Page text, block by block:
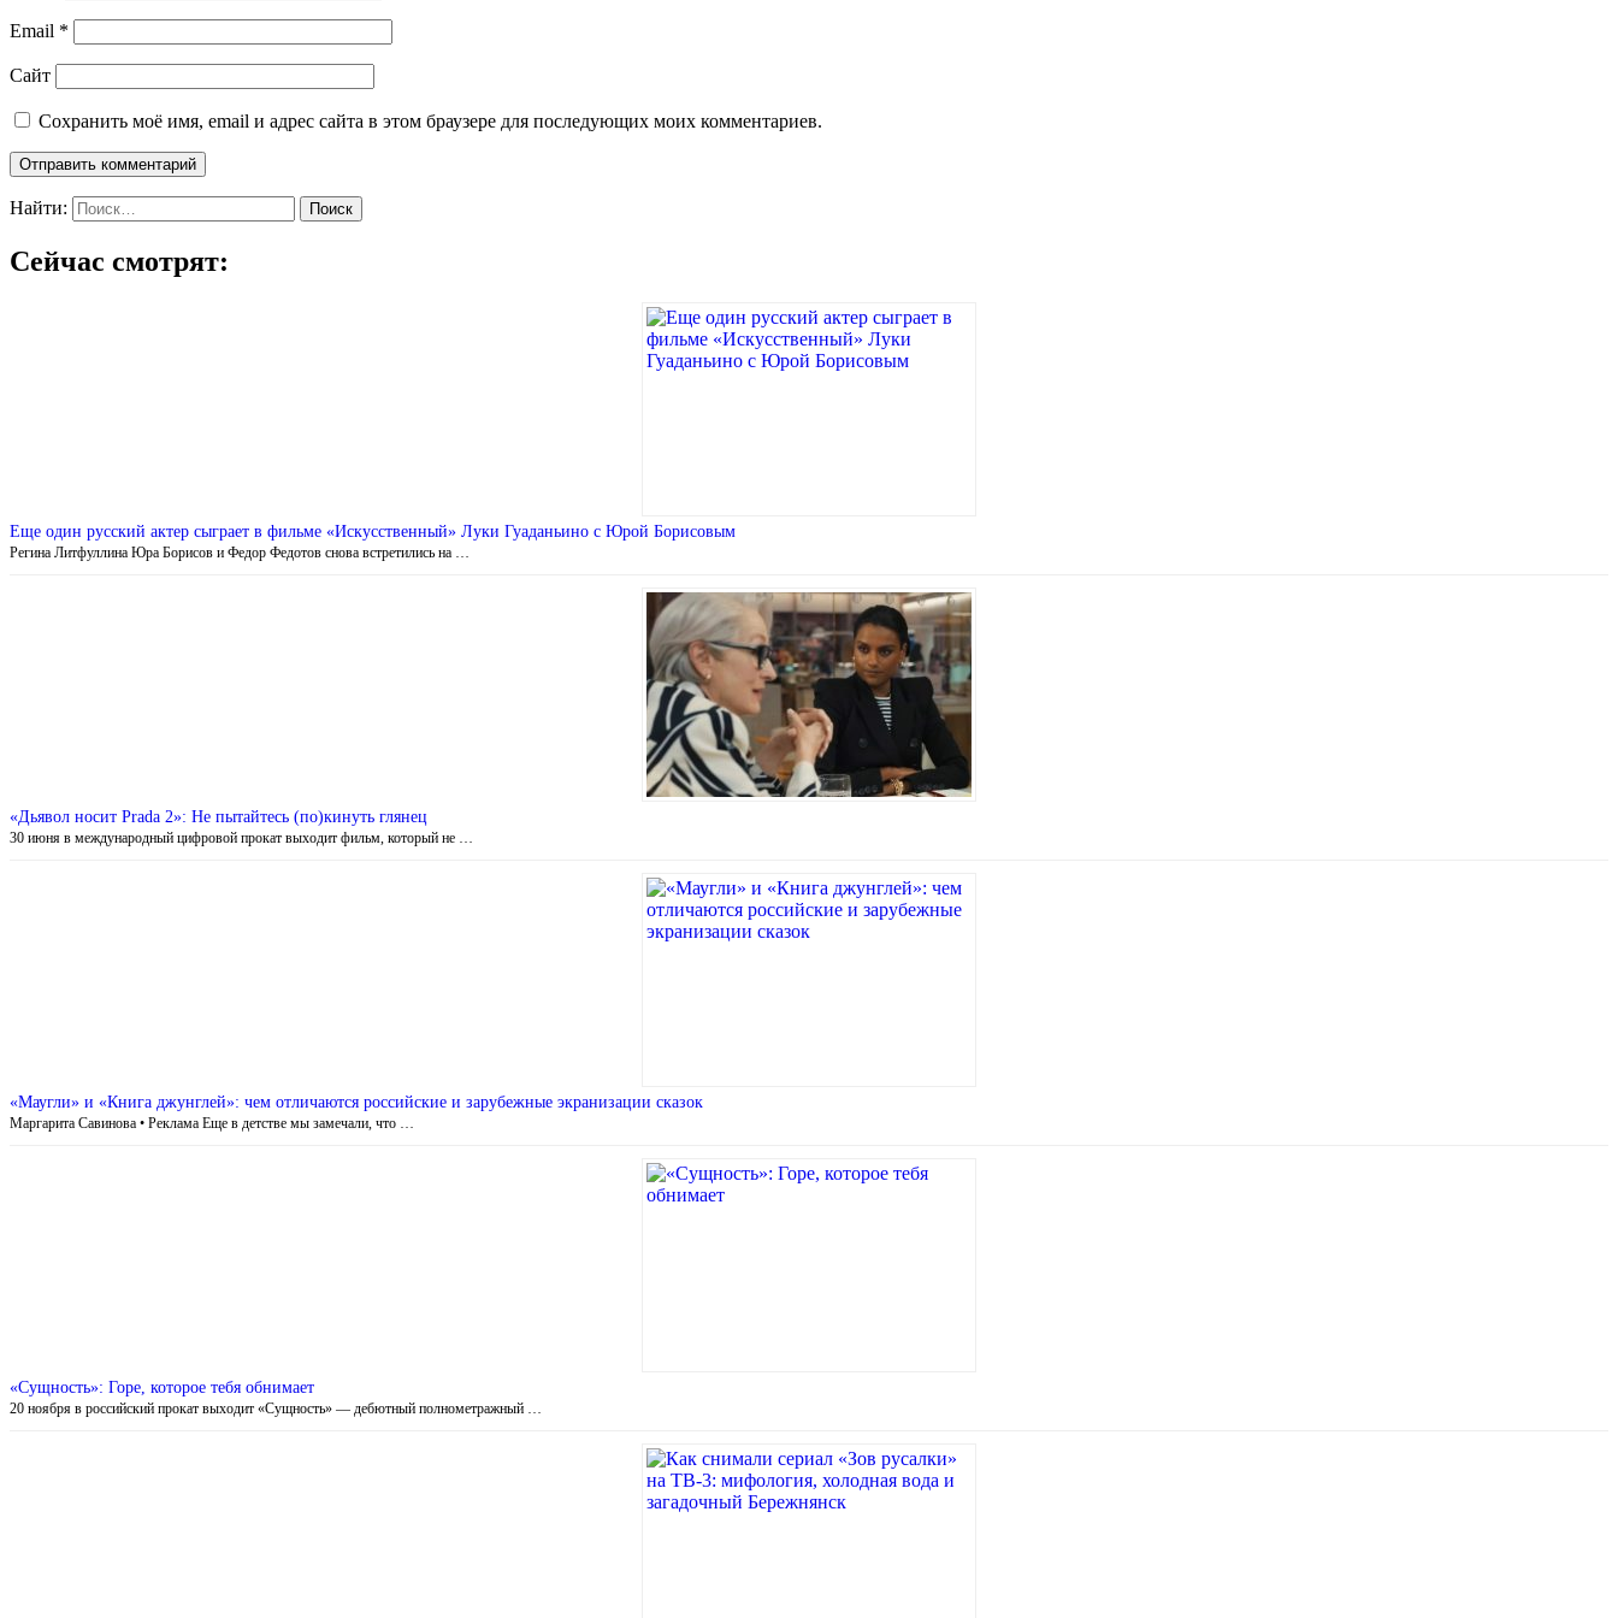
Email *
Сайт
Сохранить моё имя, email и адрес сайта в этом браузере для последующих моих комментариев.
Найти:
Сейчас смотрят:
Еще один русский актер сыграет в фильме «Искусственный» Луки Гуаданьино с Юрой Борисовым
Регина Литфуллина Юра Борисов и Федор Федотов снова встретились на …
«Дьявол носит Prada 2»: Не пытайтесь (по)кинуть глянец
30 июня в международный цифровой прокат выходит фильм, который не …
«Маугли» и «Книга джунглей»: чем отличаются российские и зарубежные экранизации сказок
Маргарита Савинова • Реклама Еще в детстве мы замечали, что …
«Сущность»: Горе, которое тебя обнимает
20 ноября в российский прокат выходит «Сущность» — дебютный полнометражный …